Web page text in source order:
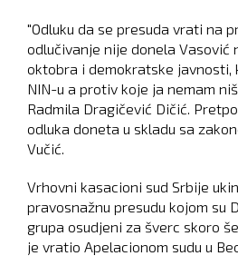
"Odluku da se presuda vrati na
odlučivanje nije donela Vasović
oktobra i demokratske javnosti,
NIN-u a protiv koje ja nemam
Radmila Dragičević Dičić.
odluka doneta u skladu sa
Vučić.
Vrhovni kasacioni sud Srbije
pravosnažnu presudu kojom su
grupa osudjeni za šverc skoro
je vratio Apelacionom sudu u